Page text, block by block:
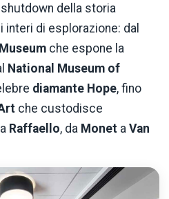
della storia
di esplorazione: dal
che espone la
National Museum of
diamante Hope, fino
che custodisce
a Raffaello, da Monet a Van